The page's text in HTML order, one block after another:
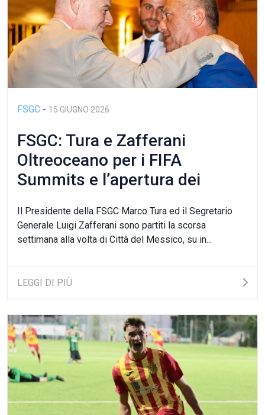
FSGC - 15 GIUGNO 2026
FSGC: Tura e Zafferani
Oltreoceano per i FIFA
Summits e l’apertura dei
Il Presidente della FSGC Marco Tura ed il Segretario
Generale Luigi Zafferani sono partiti la scorsa
settimana alla volta di Città del Messico, su in...
LEGGI DI PIÙ